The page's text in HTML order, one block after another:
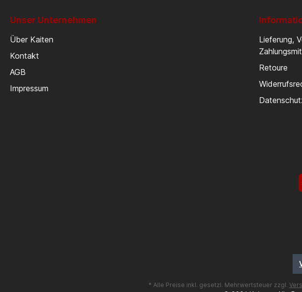
Unser Unternehmen
Über Kaiten
Kontakt
AGB
Impressum
Lieferung,
Retoure
* Alle Preise inkl. gesetzl. Mehrwertsteuer zzgl.